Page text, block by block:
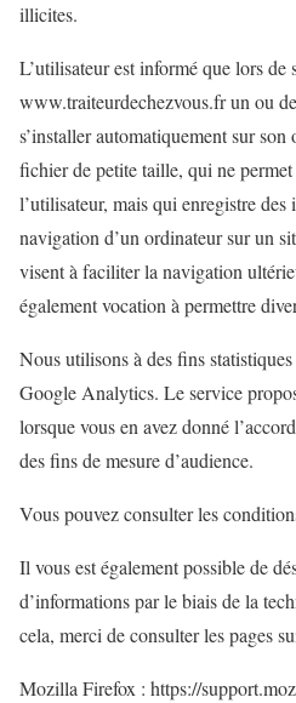
illicites.
L’utilisateur est informé que lors de
www.traiteurdechezvous.fr un ou
s’installer automatiquement sur
fichier de petite taille, qui ne
l’utilisateur, mais qui enregistre
navigation d’un ordinateur sur un
visent à faciliter la navigation
également vocation à permettre
Nous utilisons à des fins
Google Analytics. Le service
lorsque vous en avez donné
des fins de mesure d’audience.
Vous pouvez consulter les
Il vous est également possible de
d’informations par le biais de la
cela, merci de consulter les pages
Mozilla Firefox : https://